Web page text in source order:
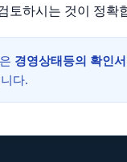
토하시는 것이 정확
경영상태등의 확인서
다.